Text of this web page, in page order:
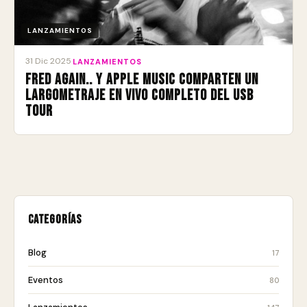
LANZAMIENTOS
31 Dic 2025 LANZAMIENTOS
Fred again.. y Apple Music comparten un
largometraje en vivo completo del USB
Tour
Categorías
Blog 17
Eventos 80